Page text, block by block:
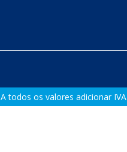
A todos os valores adicionar IVA